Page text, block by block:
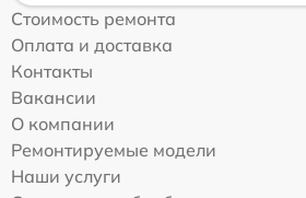
Стоимость ремонта
Оплата и доставка
Контакты
Вакансии
О компании
Ремонтируемые модели
Наши услуги